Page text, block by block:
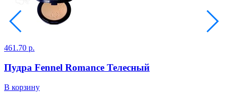
461.70 р.
Пудра Fennel Romance Телесный
В корзину